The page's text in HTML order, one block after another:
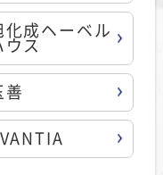
化成ヘーベル
ウス
善